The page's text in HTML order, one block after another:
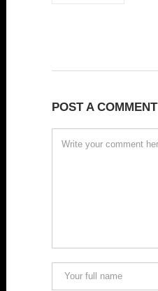
POST A COMMENT